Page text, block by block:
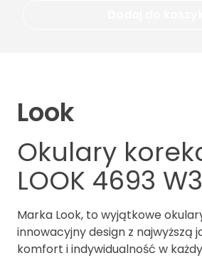
Look
Okulary
LOOK 4693 W3
Marka Look, to wyjątkowe
innowacyjny design z najwyższą
komfort i indywidualność w